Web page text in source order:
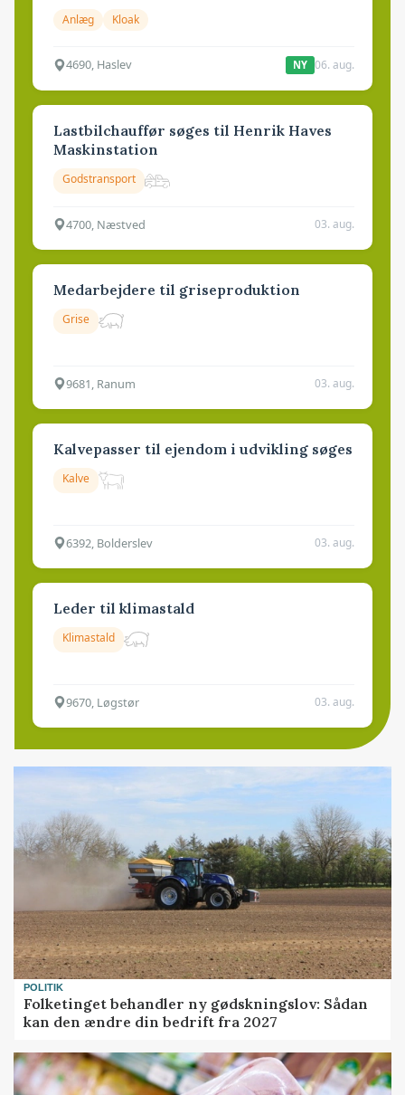
Anlæg Kloak
4690, Haslev NY 06. aug.
Lastbilchauffør søges til Henrik Haves
Maskinstation
Godstransport
4700, Næstved 03. aug.
Medarbejdere til griseproduktion
Grise
9681, Ranum 03. aug.
Kalvepasser til ejendom i udvikling søges
Kalve
6392, Bolderslev 03. aug.
Leder til klimastald
Klimastald
9670, Løgstør 03. aug.
POLITIK
Folketinget behandler ny gødskningslov: Sådan
kan den ændre din bedrift fra 2027